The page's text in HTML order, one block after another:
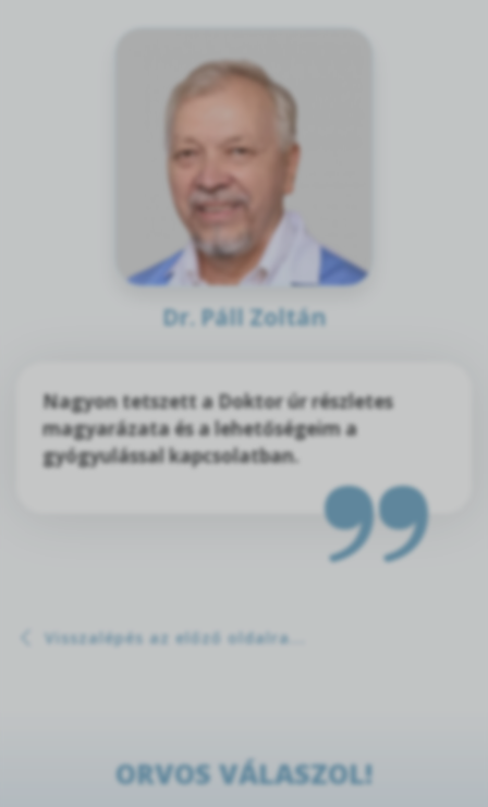
Dr. Páll Zoltán
Nagyon tetszett a Doktor úr részletes
magyarázata és a lehetőségeim a
gyógyulással kapcsolatban.
Visszalépés az előző oldalra...
ORVOS VÁLASZOL!